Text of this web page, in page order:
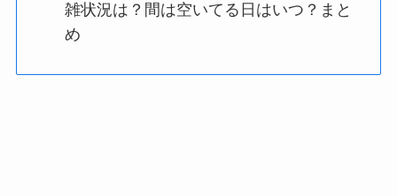
雑状況は？間は空いてる日はいつ？まと
め